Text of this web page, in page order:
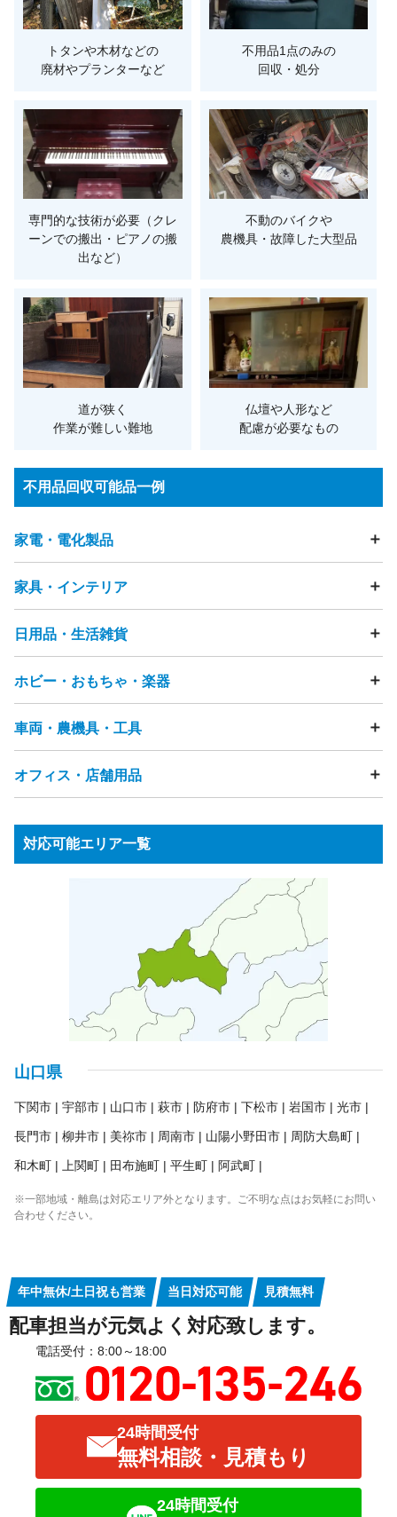
トタンや木材などの
廃材やプランターなど
不用品1点のみの
回収・処分
専門的な技術が必要（クレ
ーンでの搬出・ピアノの搬
出など）
不動のバイクや
農機具・故障した大型品
道が狭く
作業が難しい難地
仏壇や人形など
配慮が必要なもの
不用品回収可能品一例
家電・電化製品
テレビ 冷蔵庫 洗濯機
照明器具・ライト
加湿器 除湿器 空気清浄機
扇風機
電動歯ブラシ
電気カミソリ
スマートフォン・タブレット・携帯電話
カメラ（フィルムカメラ・デジタルカメラ・ビデオカメラ)
炊飯器
電子レンジ
ジャーポット
食器洗い乾燥機・食洗機
プレイヤー・レコーダー（HDD・DVD・BD・ビデオ等）
オーディオプレーヤー
ステレオ（CD・MD・カセットテープ等）
アンプ
ラジオ パソコン・周辺機器
ノートパソコン
スキャナ
キーボード
電子辞書 ICレコーダー
家具・インテリア
テーブル ソファ
マッサージチェア
ベッド マットレス 布団
座布団
まくら
タンス・カラーボックス
鏡台・ドレッサー
踏み台
カーテン
網戸 雨戸 観葉植物
日用品・生活雑貨
食器・キッチン用品 フライパン
ゴミ箱
物干し竿 ハンガー 突っ張り棒
洗面用品
洋服・衣類
靴 バッグ
ホビー・おもちゃ・楽器
雑誌・漫画・本 おもちゃ
ゲーム機
ゲームコントローラー
ボードゲーム
家庭用遊具
パチンコ台・パチスロ機
アウトドア用品
水槽
車両・農機具・工具
自転車 タイヤ カー用品
チャイルドシート
バッテリー
工具・DIY用品
農機具・草刈機
高圧洗浄機
オフィス・店舗用品
応接セット 事務用品棚 OAラック
パーテーション
受付カウンター
ロッカー
蛍光灯・水銀灯
金庫
シュレッダー
プロジェクター
業務用冷蔵庫
コールドテーブル
アイスケース
ネタケース
ショーケース ゴンドラ
対応可能エリア一覧
山口県
下関市 宇部市 山口市 萩市 防府市 下松市 岩国市 光市
長門市 柳井市 美祢市 周南市 山陽小野田市 周防大島町
和木町 上関町 田布施町 平生町 阿武町
※一部地域・離島は対応エリア外となります。ご不明な点はお気軽にお問い
合わせください。
年中無休/土日祝も営業 当日対応可能 見積無料
配車担当が元気よく対応致します。
電話受付：8:00～18:00
24時間受付
無料相談・見積もり
24時間受付